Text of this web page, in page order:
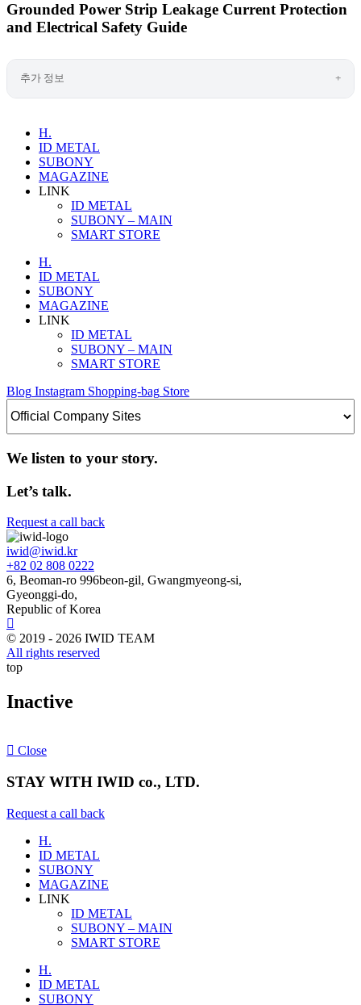
Grounded Power Strip Leakage Current Protection
and Electrical Safety Guide
추가 정보
H.
ID METAL
SUBONY
MAGAZINE
LINK
ID METAL
SUBONY – MAIN
SMART STORE
H.
ID METAL
SUBONY
MAGAZINE
LINK
ID METAL
SUBONY – MAIN
SMART STORE
Blog Instagram Shopping-bag Store
We listen to your story.
Let’s talk.
Request a call back
iwid@iwid.kr
+82 02 808 0222
6, Beoman-ro 996beon-gil, Gwangmyeong-si,
Gyeonggi-do,
Republic of Korea
© 2019 - 2026 IWID TEAM
All rights reserved
top
Inactive
Close
STAY WITH IWID co., LTD.
Request a call back
H.
ID METAL
SUBONY
MAGAZINE
LINK
ID METAL
SUBONY – MAIN
SMART STORE
H.
ID METAL
SUBONY